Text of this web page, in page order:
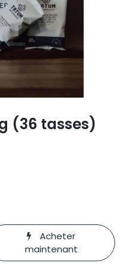
(36 tasses)
Acheter
maintenant